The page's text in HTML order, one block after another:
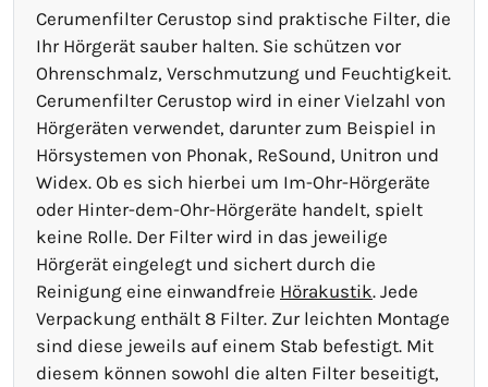
Cerumenfilter Cerustop sind praktische Filter, die
Ihr Hörgerät sauber halten. Sie schützen vor
Ohrenschmalz, Verschmutzung und Feuchtigkeit.
Cerumenfilter Cerustop wird in einer Vielzahl von
Hörgeräten verwendet, darunter zum Beispiel in
Hörsystemen von Phonak, ReSound, Unitron und
Widex. Ob es sich hierbei um Im-Ohr-Hörgeräte
oder Hinter-dem-Ohr-Hörgeräte handelt, spielt
keine Rolle. Der Filter wird in das jeweilige
Hörgerät eingelegt und sichert durch die
Reinigung eine einwandfreie Hörakustik. Jede
Verpackung enthält 8 Filter. Zur leichten Montage
sind diese jeweils auf einem Stab befestigt. Mit
diesem können sowohl die alten Filter beseitigt,